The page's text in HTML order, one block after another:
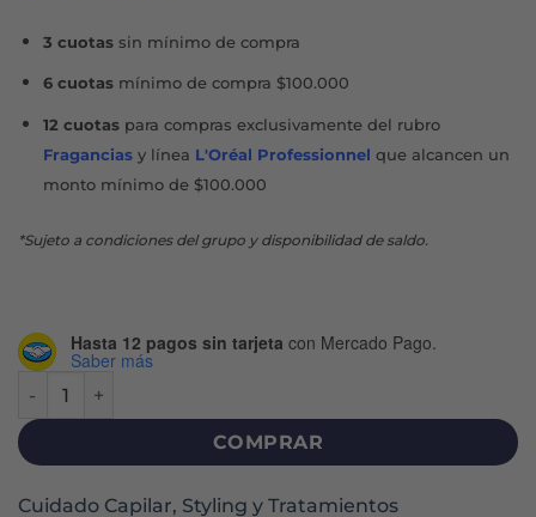
3 cuotassin mínimo de compra
6 cuotasmínimo de compra $100.000
12 cuotaspara compras exclusivamente del rubro
Fraganciasy línea L'Oréal Professionnel que alcancen un
monto mínimo de $100.000
*Sujeto a condiciones del grupo y disponibilidad de saldo.
Hasta 12 pagos sin tarjeta con Mercado Pago.
Saber más
COMPRAR
Cuidado Capilar, Styling y Tratamientos